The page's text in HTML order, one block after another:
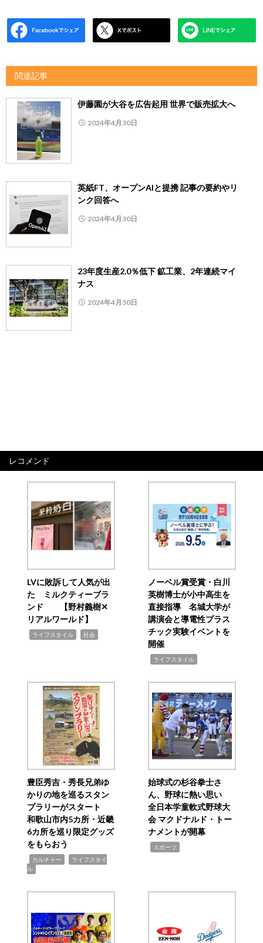
関連記事
伊藤園が大谷を広告起用 世界で販売拡大へ
2024年4月30日
英紙FT、オープンAIと提携 記事の要約やリ
ンク回答へ
2024年4月30日
23年度生産2.0％低下 鉱工業、2年連続マイ
ナス
2024年4月30日
レコメンド
LVに敗訴して人気が出
た ミルクティーブラ
ンド 【野村義樹✕
リアルワールド】
ライフスタイル 社会
ノーベル賞受賞・白川
英樹博士が小中高生を
直接指導 名城大学が
講演会と導電性プラス
チック実験イベントを
開催
ライフスタイル
豊臣秀吉・秀長兄弟ゆ
かりの地を巡るスタン
プラリーがスタート
和歌山市内5カ所・近畿
6カ所を巡り限定グッズ
をもらおう
カルチャー
ライフスタイ
ル
始球式の杉谷拳士さ
ん、野球に熱い思い
全日本学童軟式野球大
会 マクドナルド・トー
ナメントが開幕
スポーツ